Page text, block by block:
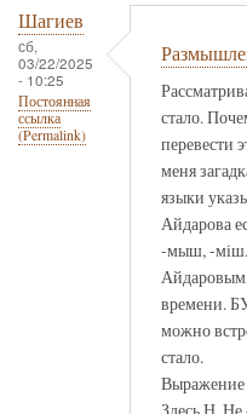
Шагиев
сб,
03/22/2025
- 10:25
Постоянная
ссылка
(Permalink)
стало.
перевести
меня
языки
Айдарова
-мыш, -мiш.
времени.
можно
стало.